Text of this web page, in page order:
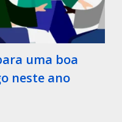
uma boa
neste ano